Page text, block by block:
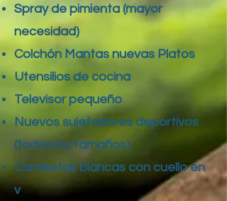
Spray de pimienta (mayor
necesidad)
Colchón Mantas nuevas Platos
Utensilios de cocina
Televisor pequeño
Nuevos sujetadores deportivos
(todos los tamaños)
Camisetas blancas con cuello en
v